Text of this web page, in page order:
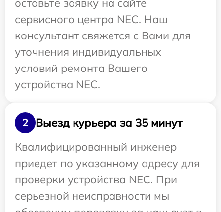
оставьте заявку на сайте
сервисного центра NEC. Наш
консультант свяжется с Вами для
уточнения индивидуальных
условий ремонта Вашего
устройства NEC.
2
Выезд курьера за 35 минут
Квалифицированный инженер
приедет по указанному адресу для
проверки устройства NEC. При
серьезной неисправности мы